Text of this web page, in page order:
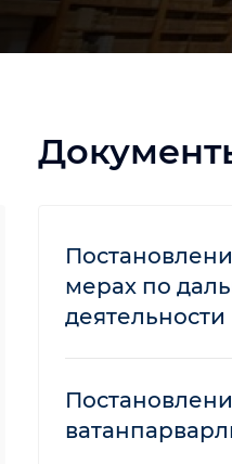
мерах по